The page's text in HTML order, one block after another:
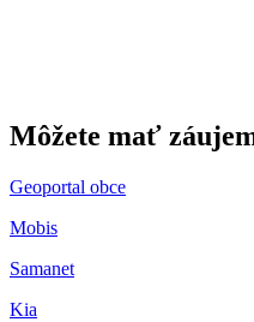
Môžete mať
Geoportal obce
Mobis
Samanet
Kia